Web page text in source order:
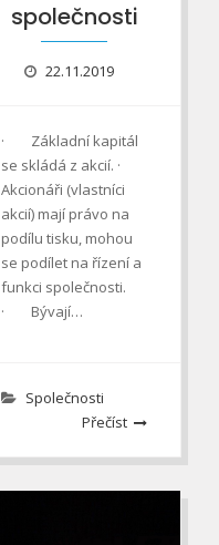
společnosti
22.11.2019
· Základní kapitál
se skládá z akcií. ·
Akcionáři (vlastníci
akcií) mají právo na
podílu tisku, mohou
se podílet na řízení a
funkci společnosti.
· Bývají…
Společnosti
Přečíst